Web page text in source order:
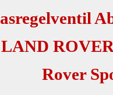
LAND
Rover